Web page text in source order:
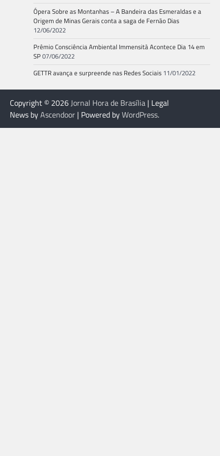
Ópera Sobre as Montanhas – A Bandeira das Esmeraldas e a
Origem de Minas Gerais conta a saga de Fernão Dias
12/06/2022
Prêmio Consciência Ambiental Immensità Acontece Dia 14 em
SP07/06/2022
GETTR avança e surpreende nas Redes Sociais 11/01/2022
Copyright © 2026 Jornal Hora de Brasília | Legal
News byAscendoor | Powered byWordPress.